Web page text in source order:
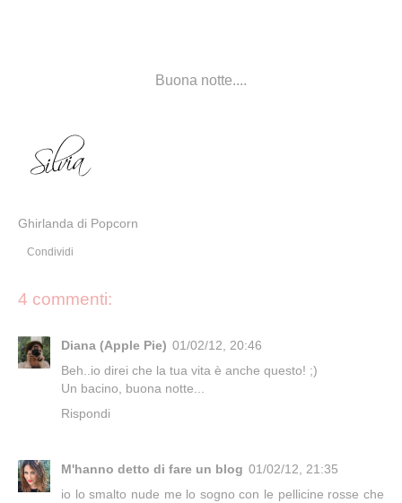
Buona notte....
Ghirlanda di Popcorn
Condividi
4 commenti:
Diana (Apple Pie) 01/02/12, 20:46
Beh..io direi che la tua vita è anche questo! ;)
Un bacino, buona notte...
Rispondi
M'hanno detto di fare un blog 01/02/12, 21:35
io lo smalto nude me lo sogno con le pellicine rosse che